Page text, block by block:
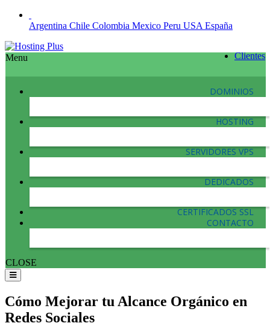
Argentina Chile Colombia Mexico Peru USA España
Clientes
Menu
DOMINIOS
HOSTING
SERVIDORES VPS
DEDICADOS
CERTIFICADOS SSL
CONTACTO
CLOSE
Cómo Mejorar tu Alcance Orgánico en
Redes Sociales